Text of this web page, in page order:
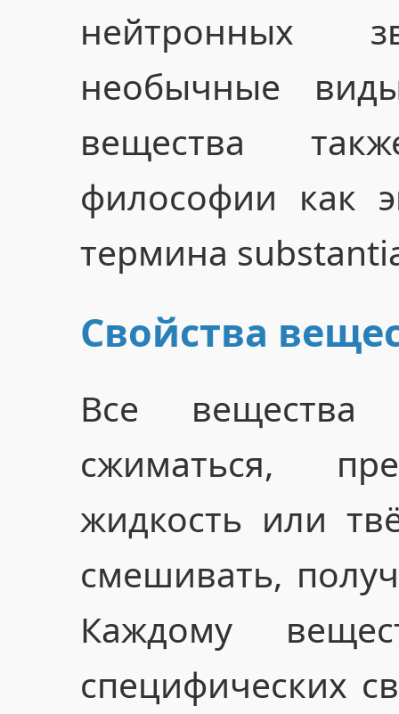
нейтронных
необычные
вещества
философии как
термина
Свойства
Все вещества
сжиматься,
жидкость или
смешивать,
Каждому
специфических